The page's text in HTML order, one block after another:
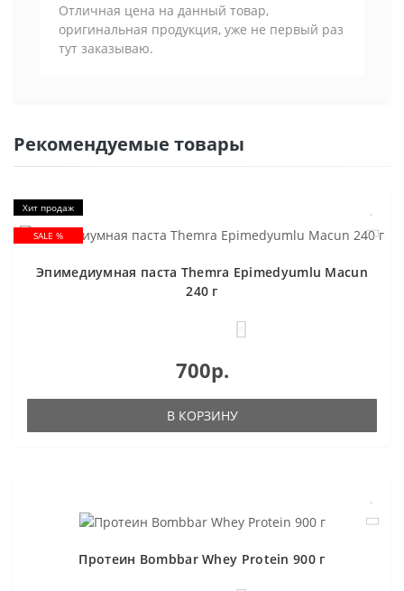
Отличная цена на данный товар,
оригинальная продукция, уже не первый раз
тут заказываю.
Рекомендуемые товары
Хит продаж
SALE %
Эпимедиумная паста Themra Epimedyumlu Macun
240 г
700р.
В КОРЗИНУ
Протеин Bombbar Whey Protein 900 г